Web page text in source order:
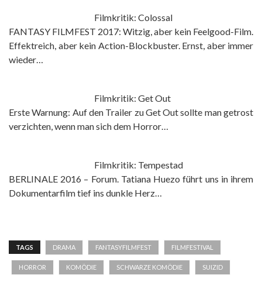
Filmkritik: Colossal
FANTASY FILMFEST 2017: Witzig, aber kein Feelgood-Film.
Effektreich, aber kein Action-Blockbuster. Ernst, aber immer
wieder…
Filmkritik: Get Out
Erste Warnung: Auf den Trailer zu Get Out sollte man getrost
verzichten, wenn man sich dem Horror…
Filmkritik: Tempestad
BERLINALE 2016 – Forum. Tatiana Huezo führt uns in ihrem
Dokumentarfilm tief ins dunkle Herz…
TAGS DRAMA FANTASYFILMFEST FILMFESTIVAL
HORROR KOMÖDIE SCHWARZE KOMÖDIE SUIZID